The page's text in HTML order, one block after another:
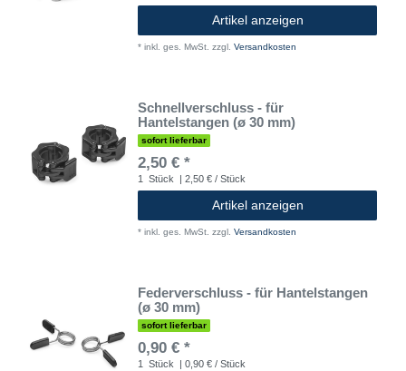
Artikel anzeigen
* inkl. ges. MwSt. zzgl. Versandkosten
Schnellverschluss - für
Hantelstangen (ø 30 mm)
sofort lieferbar
2,50 € *
1 Stück | 2,50 € / Stück
Artikel anzeigen
* inkl. ges. MwSt. zzgl. Versandkosten
Federverschluss - für Hantelstangen
(ø 30 mm)
sofort lieferbar
0,90 € *
1 Stück | 0,90 € / Stück